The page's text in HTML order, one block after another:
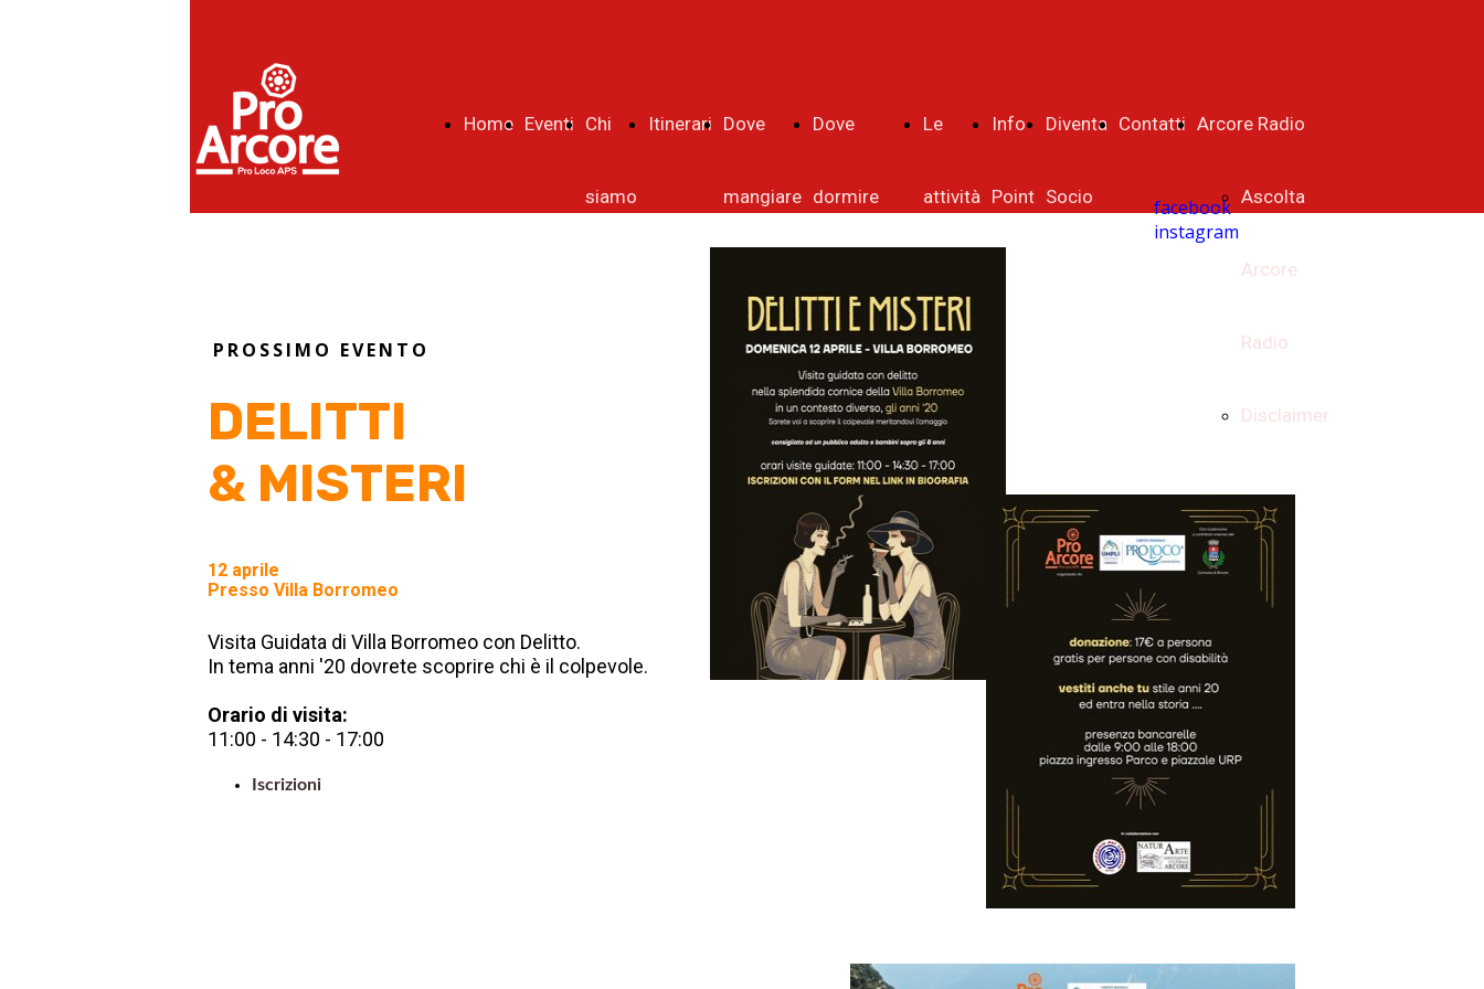
Home Eventi Chi
siamo
Itinerari Dove
mangiare
Dove
dormire
b&b
Le
attività
Info
Point
Diventa
Socio
Contatti Arcore Radio
Ascolta
Arcore
Radio
Disclaimer
facebook
instagram
PROSSIMO EVENTO
DELITTI
& MISTERI
12 aprile
Presso Villa Borromeo
Visita Guidata di Villa Borromeo con Delitto.
In tema anni '20 dovrete scoprire chi è il colpevole.
Orario di visita:
11:00 - 14:30 - 17:00
Iscrizioni